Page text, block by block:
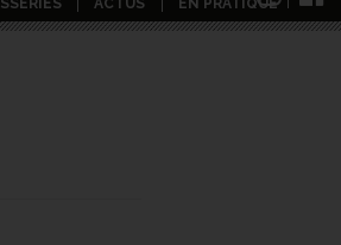
ACTUS EN PRATIQUE